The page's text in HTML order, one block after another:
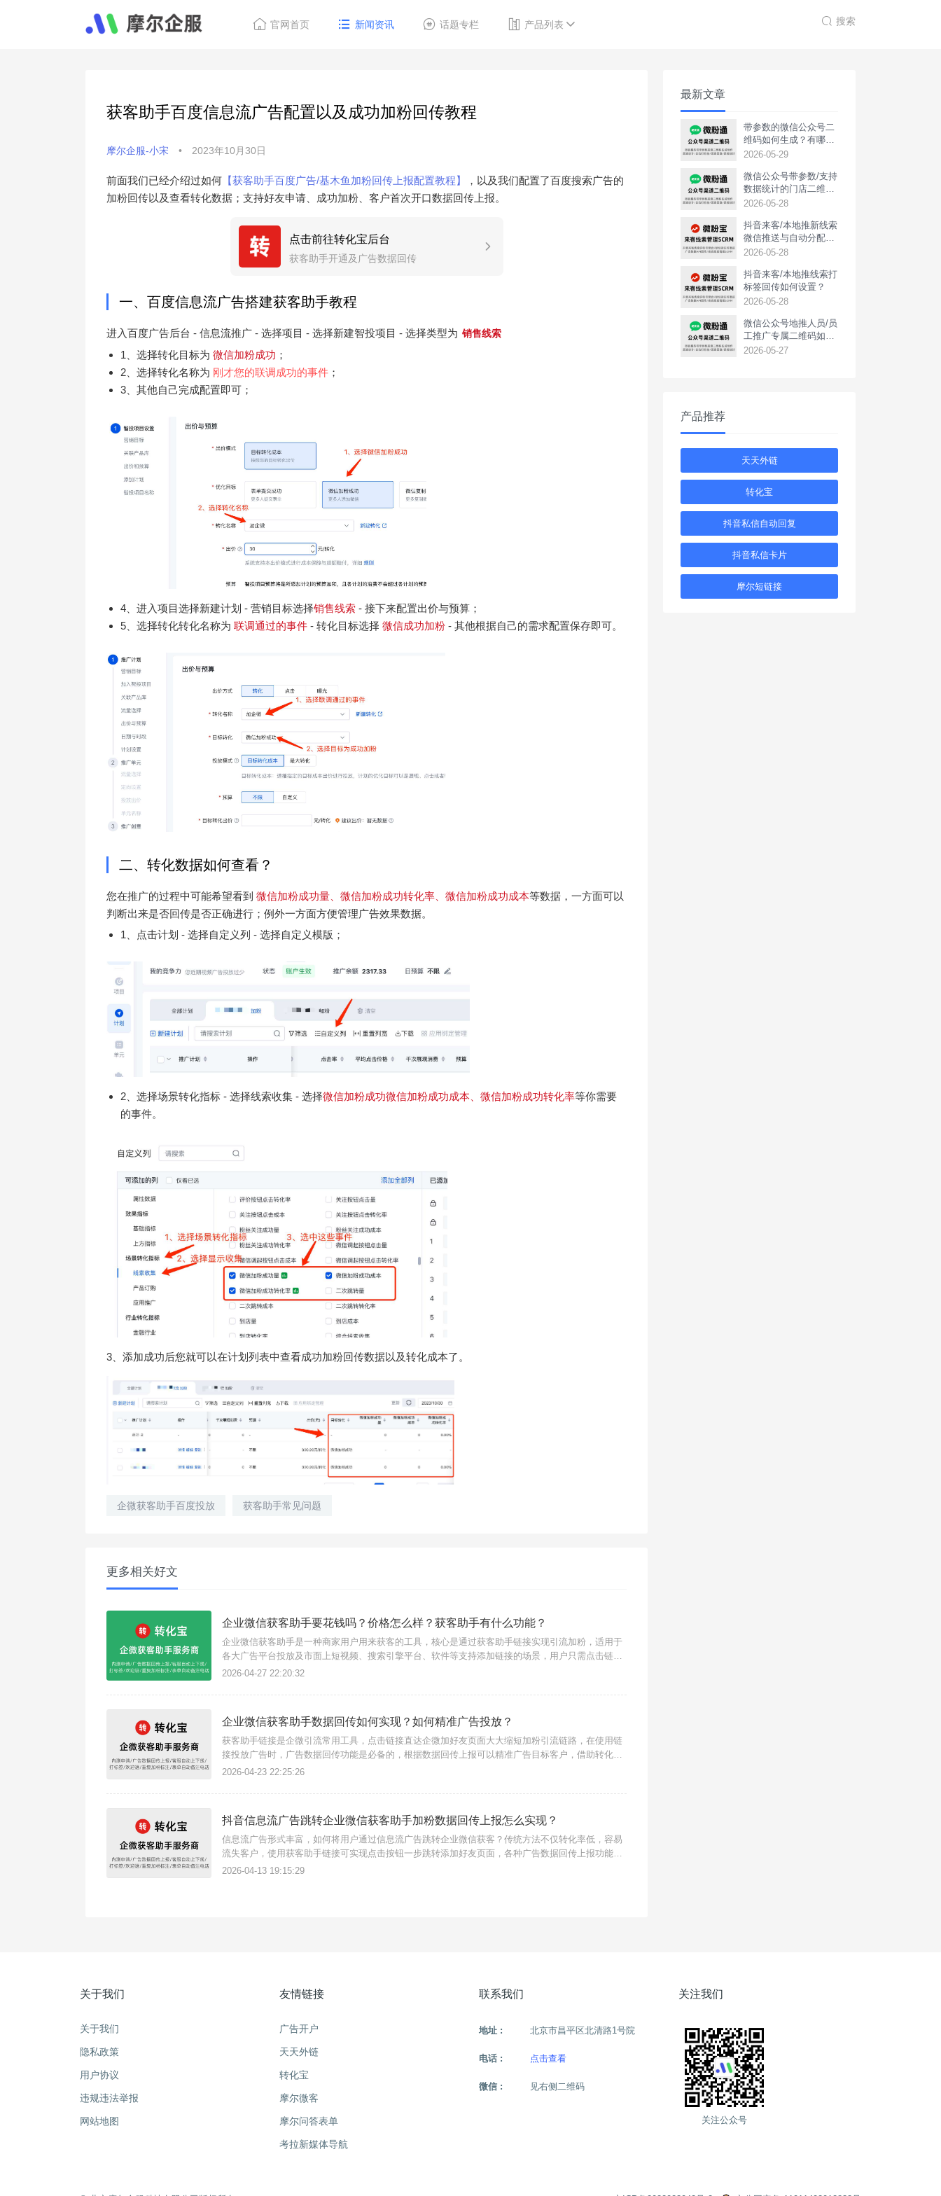
官网首页 新闻资讯 话题专栏 产品列表 搜索
获客助手百度信息流广告配置以及成功加粉回传教程
摩尔企服-小宋 • 2023年10月30日
前面我们已经介绍过如何 【获客助手百度广告/基木鱼加粉回传上报配置教程】
，以及我们配置了百度搜索广告的
加粉回传以及查看转化数据；支持好友申请、成功加粉、客户首次开口数据回传上报。
点击前往转化宝后台
获客助手开通及广告数据回传
一、百度信息流广告搭建获客助手教程
进入百度广告后台 - 信息流推广 - 选择项目 - 选择新建智投项目 - 选择类型为 销售线索
1、选择转化目标为 微信加粉成功 ；
2、选择转化名称为 刚才您的联调成功的事件 ；
3、其他自己完成配置即可；
4、进入项目选择新建计划 - 营销目标选择销售线索 - 接下来配置出价与预算；
5、选择转化转化名称为 联调通过的事件 - 转化目标选择 微信成功加粉 - 其他根据自己的需求配置保存即可。
二、转化数据如何查看？
您在推广的过程中可能希望看到 微信加粉成功量、微信加粉成功转化率、微信加粉成功成本等数据，一方面可以
判断出来是否回传是否正确进行；例外一方面方便管理广告效果数据。
1、点击计划 - 选择自定义列 - 选择自定义模版；
2、选择场景转化指标 - 选择线索收集 - 选择微信加粉成功微信加粉成功成本、微信加粉成功转化率等你需要
的事件。
3、添加成功后您就可以在计划列表中查看成功加粉回传数据以及转化成本了。
企微获客助手百度投放 获客助手常见问题
更多相关好文
企业微信获客助手要花钱吗？价格怎么样？获客助手有什么功能？
企业微信获客助手是一种商家用户用来获客的工具，核心是通过获客助手链接实现引流加粉，适用于
各大广告平台投放及市面上短视频、搜索引擎平台、软件等支持添加链接的场景，用户只需点击链接
即可跳转展示企微名片添加，企微官方收费标准为每成功添加客户算一次，一元/次，不同行业或选择
2026-04-27 22:20:32
企业微信获客助手数据回传如何实现？如何精准广告投放？
获客助手链接是企微引流常用工具，点击链接直达企微加好友页面大大缩短加粉引流链路，在使用链
接投放广告时，广告数据回传功能是必备的，根据数据回传上报可以精准广告目标客户，借助转化宝
这款三方获客助手工具服务商，即可实现此功能，无论是广告代投人员或商家用户都可以使用。{转化
2026-04-23 22:25:26
抖音信息流广告跳转企业微信获客助手加粉数据回传上报怎么实现？
信息流广告形式丰富，如何将用户通过信息流广告跳转企业微信获客？传统方法不仅转化率低，容易
流失客户，使用获客助手链接可实现点击按钮一步跳转添加好友页面，各种广告数据回传上报功能可
优化广告模型，精准目标客户，提升广告推广效果。如何生成抖音信息流广告获客助手链接？首先，
2026-04-13 19:15:29
最新文章
带参数的微信公众号二
维码如何生成？有哪些
用途？
2026-05-29
微信公众号带参数/支持
数据统计的门店二维码
如何生成？
2026-05-28
抖音来客/本地推新线索
微信推送与自动分配如
何实现？
2026-05-28
抖音来客/本地推线索打
标签回传如何设置？
2026-05-28
‌微信公众号地推人员/员
工推广专属二维码如何
生成？
2026-05-27
产品推荐
天天外链
转化宝
抖音私信自动回复
抖音私信卡片
摩尔短链接
关于我们
关于我们
隐私政策
用户协议
违规违法举报
网站地图
友情链接
广告开户
天天外链
转化宝
摩尔微客
摩尔问答表单
考拉新媒体导航
联系我们
地址 : 北京市昌平区北清路1号院
电话 : 点击查看
微信 : 见右侧二维码
关注我们
关注公众号